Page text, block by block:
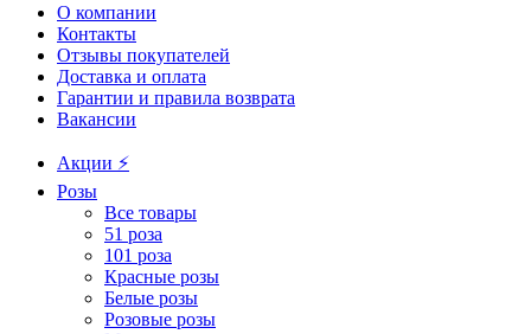
О компании
Контакты
Отзывы покупателей
Доставка и оплата
Гарантии и правила возврата
Вакансии
Акции ⚡️
Розы
Все товары
51 роза
101 роза
Красные розы
Белые розы
Розовые розы